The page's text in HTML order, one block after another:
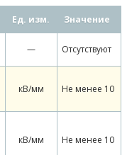
Ед. изм. Значение
— Отсутствуют
кВ/мм Не менее 10
кВ/мм Не менее 10